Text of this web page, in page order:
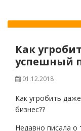
Как
успешный
01.12.2018
Как угробить
бизнес??
Недавно писала